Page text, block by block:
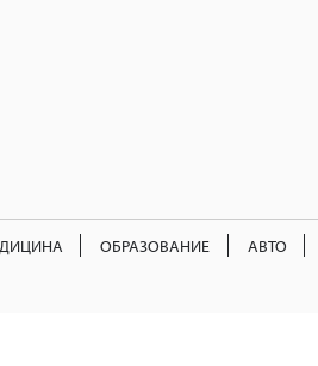
ОБРАЗОВАНИЕ АВТО